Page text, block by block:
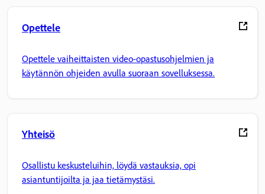
Opettele
Opettele vaiheittaisten video-opastusohjelmien ja
käytännön ohjeiden avulla suoraan sovelluksessa.
Yhteisö
Osallistu keskusteluihin, löydä vastauksia, opi
asiantuntijoilta ja jaa tietämystäsi.